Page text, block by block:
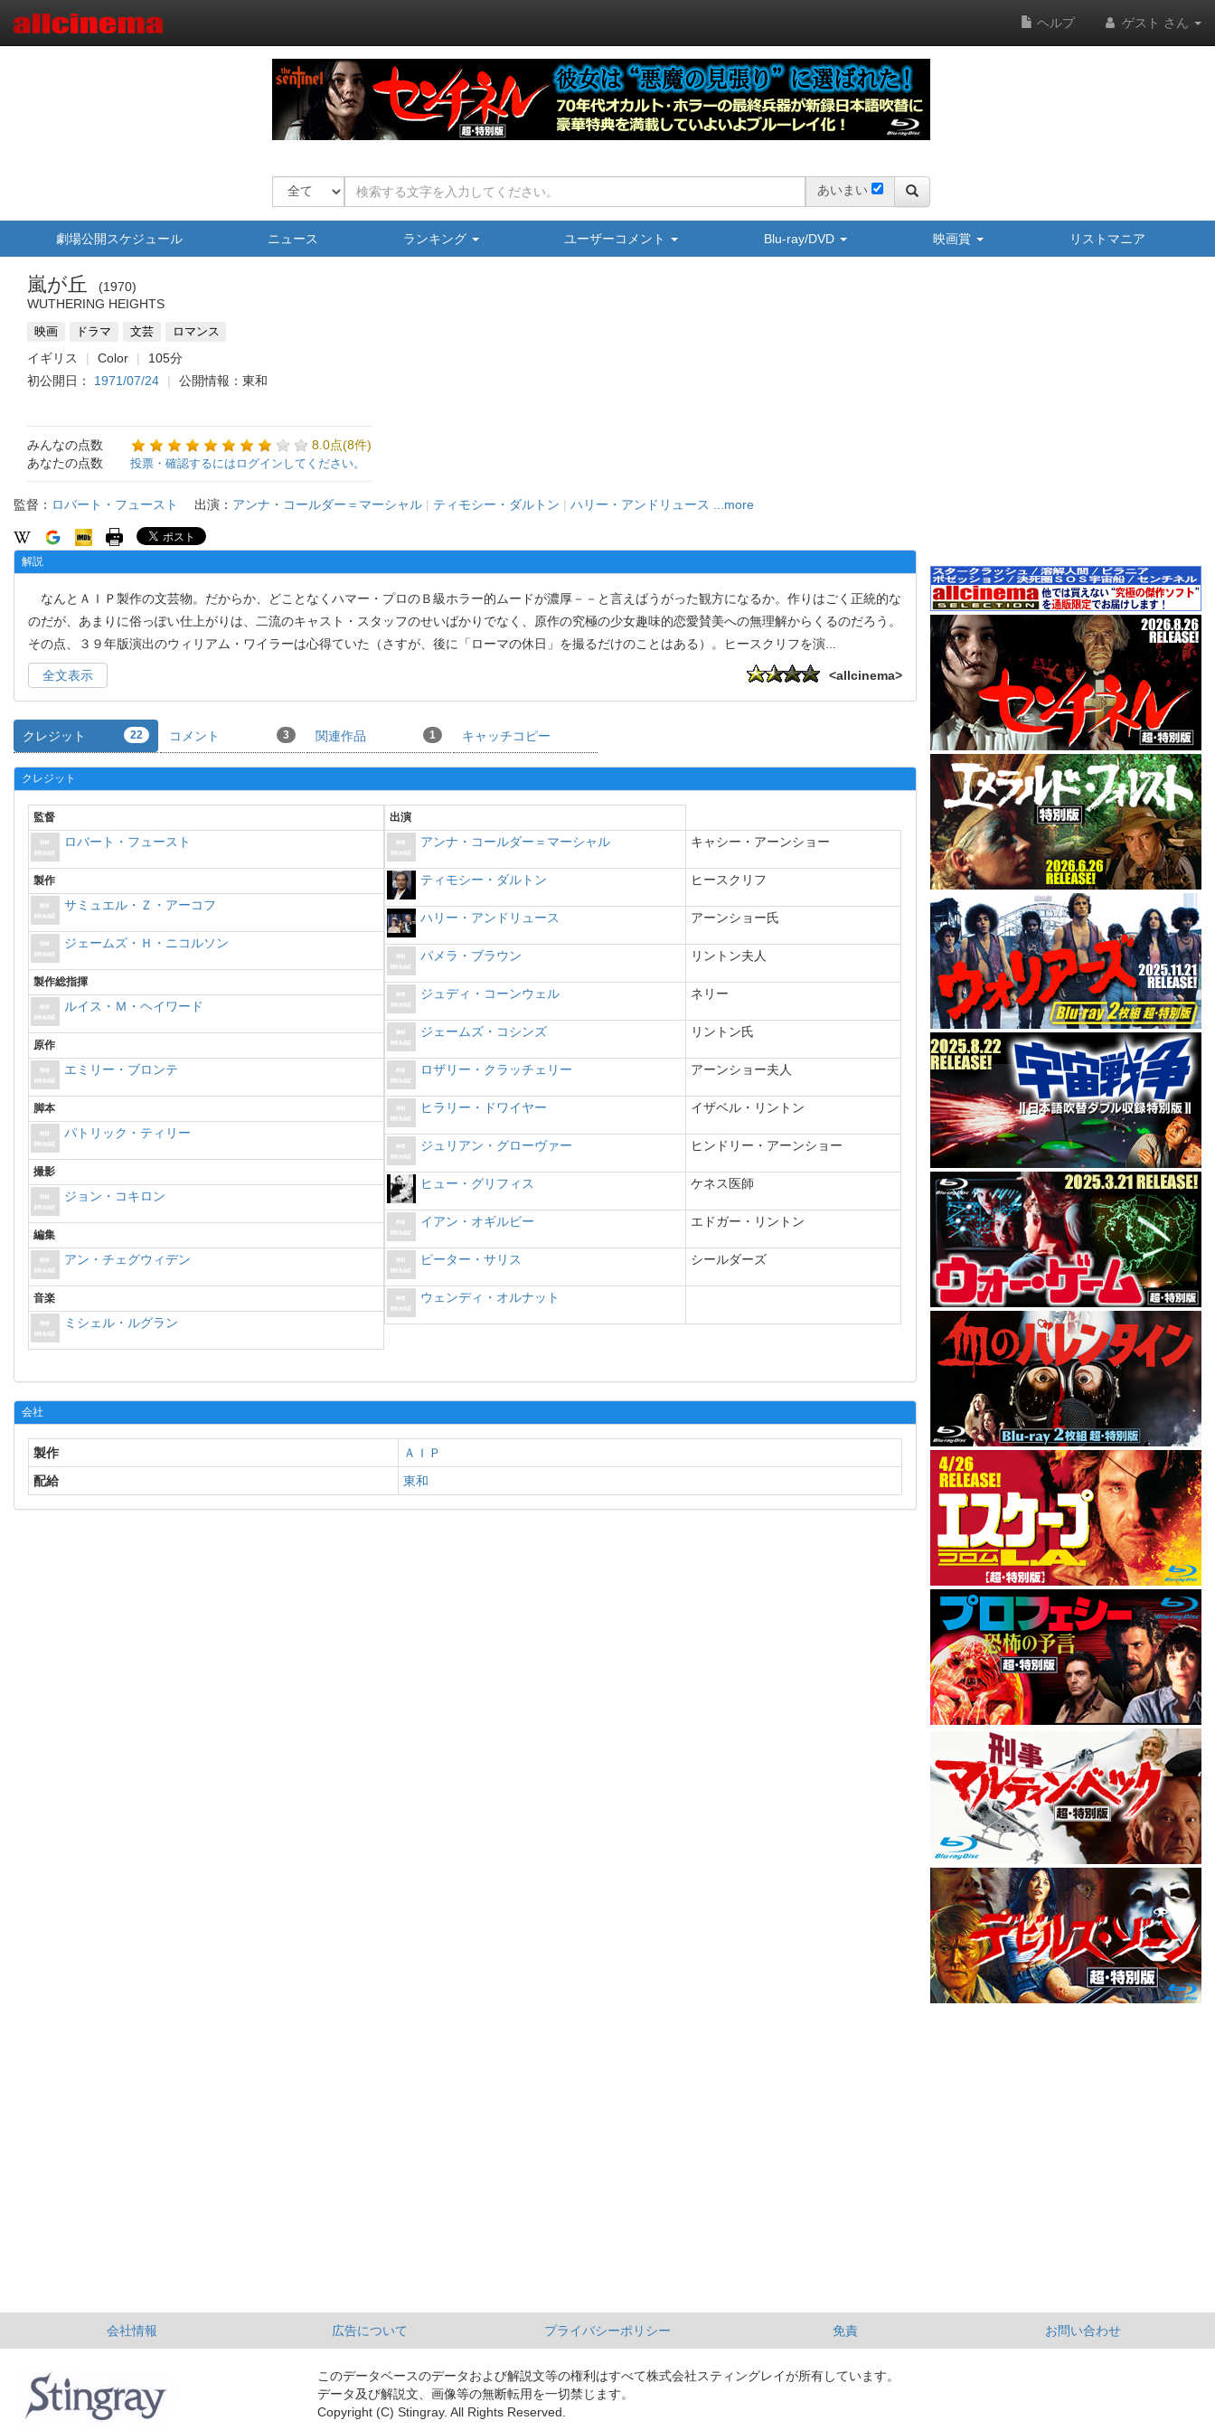
ヘルプ ゲスト さん
あいまい
劇場公開スケジュール ニュース ランキング ユーザーコメント Blu-ray/DVD 映画賞 リストマニア
嵐が丘
1970
WUTHERING HEIGHTS
映画 ドラマ 文芸 ロマンス
イギリス Color
105分
初公開日： 1971/07/24 公開情報：東和
みんなの点数
8.0点(8件)
あなたの点数
投票・確認するにはログインしてください。
監督： ロバート・フュースト 出演： アンナ・コールダー＝マーシャル | ティモシー・ダルトン | ハリー・アンドリュース ...more
解説
なんとＡＩＰ製作の文芸物。だからか、どことなくハマー・プロのＢ級ホラー的ムードが濃厚－－と言えばうがった観方になるか。作りはごく正統的な
のだが、あまりに俗っぽい仕上がりは、二流のキャスト・スタッフのせいばかりでなく、原作の究極の少女趣味的恋愛賛美への無理解からくるのだろう。
その点、３９年版演出のウィリアム・ワイラーは心得ていた（さすが、後に「ローマの休日」を撮るだけのことはある）。ヒースクリフを演
全文表示 <allcinema>
クレジット 22 コメント 3 関連作品 1 キャッチコピー
クレジット
監督
ロバート・フュースト
製作
サミュエル・Ｚ・アーコフ
ジェームズ・Ｈ・ニコルソン
製作総指揮
ルイス・Ｍ・ヘイワード
原作
エミリー・ブロンテ
脚本
パトリック・ティリー
撮影
ジョン・コキロン
編集
アン・チェグウィデン
音楽
ミシェル・ルグラン
出演
アンナ・コールダー＝マーシャル キャシー・アーンショー
ティモシー・ダルトン ヒースクリフ
ハリー・アンドリュース アーンショー氏
パメラ・ブラウン リントン夫人
ジュディ・コーンウェル ネリー
ジェームズ・コシンズ リントン氏
ロザリー・クラッチェリー アーンショー夫人
ヒラリー・ドワイヤー イザベル・リントン
ジュリアン・グローヴァー ヒンドリー・アーンショー
ヒュー・グリフィス ケネス医師
イアン・オギルビー エドガー・リントン
ピーター・サリス シールダーズ
ウェンディ・オルナット
会社
製作
ＡＩＰ
配給
東和
会社情報 広告について プライバシーポリシー 免責 お問い合わせ
このデータベースのデータおよび解説文等の権利はすべて株式会社スティングレイが所有しています。
データ及び解説文、画像等の無断転用を一切禁じます。
Copyright (C) Stingray. All Rights Reserved.